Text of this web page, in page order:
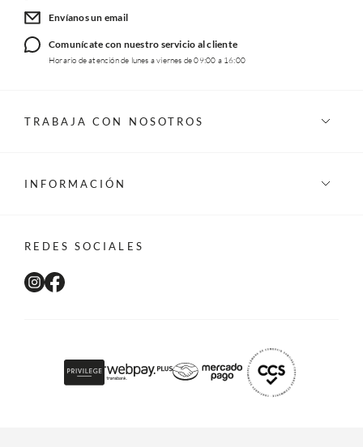
Envíanos un email
Comunícate con nuestro servicio al cliente
Horario de atención de lunes a viernes de 09:00 a 16:00
TRABAJA CON NOSOTROS
INFORMACIÓN
REDES SOCIALES